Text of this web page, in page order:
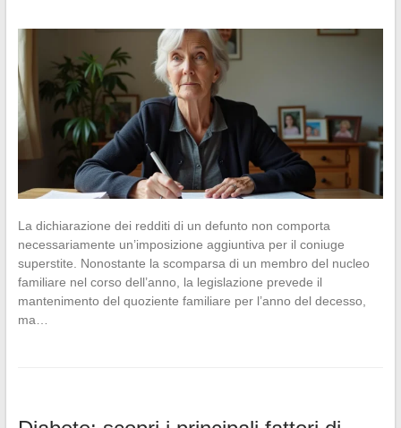
La dichiarazione dei redditi di un defunto non comporta
necessariamente un’imposizione aggiuntiva per il coniuge
superstite. Nonostante la scomparsa di un membro del nucleo
familiare nel corso dell’anno, la legislazione prevede il
mantenimento del quoziente familiare per l’anno del decesso,
ma…